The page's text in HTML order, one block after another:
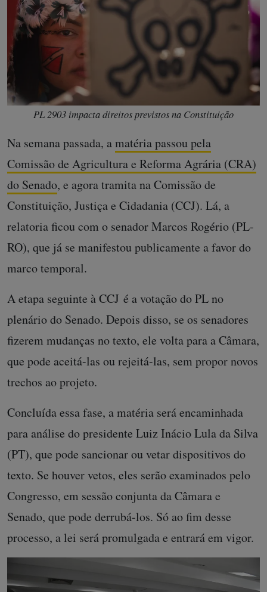
PL 2903 impacta direitos previstos na Constituição
Na semana passada, amatéria passou pela
Comissão de Agricultura e Reforma Agrária (CRA)
do Senado, e agora tramita na Comissão de
Constituição, Justiça e Cidadania (CCJ). Lá, a
relatoria ficou com o senador Marcos Rogério (PL-
RO), que já se manifestou publicamente a favor do
marco temporal.
A etapa seguinte à CCJ é a votação do PL no
plenário do Senado. Depois disso, se os senadores
fizerem mudanças no texto, ele volta para a Câmara,
que pode aceitá-las ou rejeitá-las, sem propor novos
trechos ao projeto.
Concluída essa fase, a matéria será encaminhada
para análise do presidente Luiz Inácio Lula da Silva
(PT), que pode sancionar ou vetar dispositivos do
texto. Se houver vetos, eles serão examinados pelo
Congresso, em sessão conjunta da Câmara e
Senado, que pode derrubá-los. Só ao fim desse
processo, a lei será promulgada e entrará em vigor.